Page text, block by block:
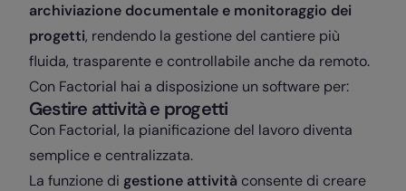
archiviazione documentale e monitoraggio dei
progetti, rendendo la gestione del cantiere più
fluida, trasparente e controllabile anche da remoto.
Con Factorial hai a disposizione un software per:
Gestire attività e progetti
Con Factorial, la pianificazione del lavoro diventa
semplice e centralizzata.
La funzione di gestione attività consente di creare